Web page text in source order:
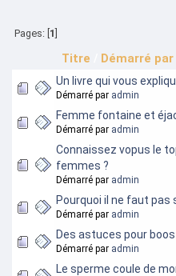
Pages: [ 1
Titre Démarré par
Un livre qui vous
Démarré par admin
Femme fontaine et
Démarré par admin
Connaissez vopus le
femmes ?
Démarré par admin
Pourquoi il ne faut pas
Démarré par admin
Des astuces pour
Démarré par admin
Le sperme coule de